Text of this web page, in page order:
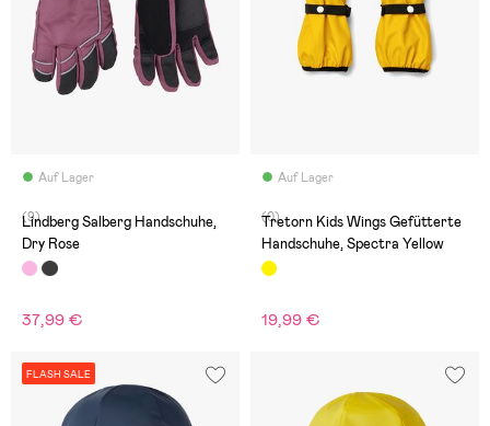
Auf Lager
(9)
Lindberg Salberg Handschuhe,
Dry Rose
37,99 €
Auf Lager
(0)
Tretorn Kids Wings Gefütterte
Handschuhe, Spectra Yellow
19,99 €
FLASH SALE